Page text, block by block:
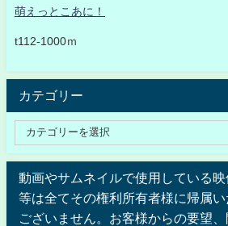
萌えっとこあに！
t112-1000ｍ
カテゴリー
動画やサムネイルで使用している
等は全てその権利所有者様に帰属
ございません。お客様からの要望